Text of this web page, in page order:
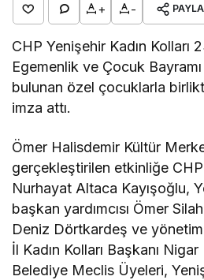
+ -
CHP Yenişehir Kadın Kolları
Egemenlik ve Çocuk
bulunan özel çocuklarla
imza attı.
Ömer Halisdemir Kültür
gerçekleştirilen etkinliğe
Nurhayat Altaca Kayışoğlu,
başkan yardımcısı Ömer
Deniz Dörtkardeş ve
İl Kadın Kolları Başkanı
Belediye Meclis Üyeleri,